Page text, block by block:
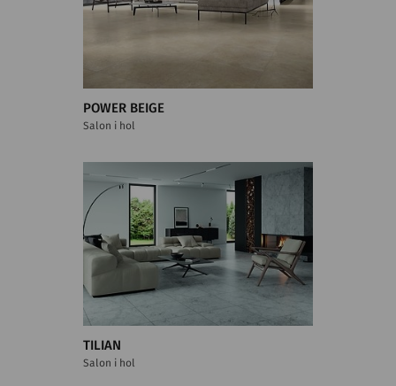
POWER BEIGE
Salon i hol
TILIAN
Salon i hol